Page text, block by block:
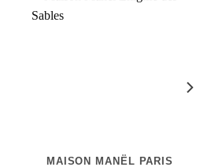
MAISON MANËL PARIS